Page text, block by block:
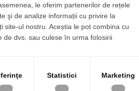
le oferim partenerilor de rețele
şi de analize informații cu privire la
site-ul nostru. Aceștia le pot combina cu
de dvs. sau culese în urma folosirii
Statistici Marketing